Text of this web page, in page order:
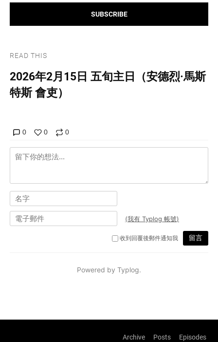
SUBSCRIBE
READ THIS
2026年2月15日 五旬主日（安德烈·馬斯
特斯 會吏）
Archive Posts Episodes